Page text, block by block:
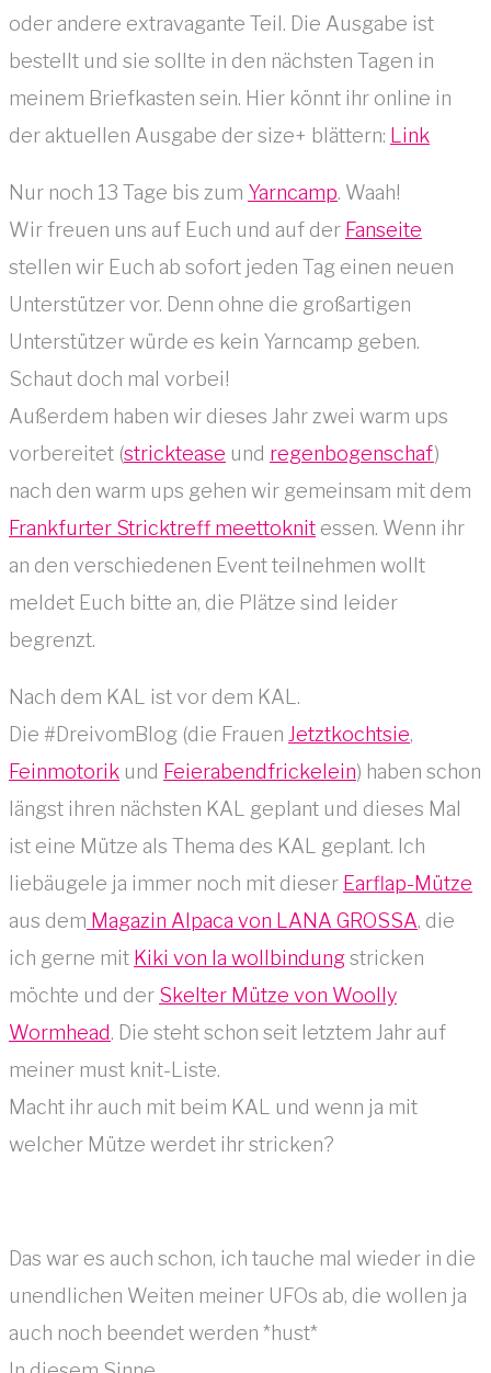
oder andere extravagante Teil. Die Ausgabe ist
bestellt und sie sollte in den nächsten Tagen in
meinem Briefkasten sein. Hier könnt ihr online in
der aktuellen Ausgabe der size+ blättern:
Link
Nur noch 13 Tage bis zum Yarncamp. Waah!
Wir freuen uns auf Euch und auf der Fanseite
stellen wir Euch ab sofort jeden Tag einen neuen
Unterstützer vor. Denn ohne die großartigen
Unterstützer würde es kein Yarncamp geben.
Schaut doch mal vorbei!
Außerdem haben wir dieses Jahr zwei warm ups
vorbereitet (stricktease und regenbogenschaf)
nach den warm ups gehen wir gemeinsam mit dem
Frankfurter Stricktreff meettoknit essen. Wenn ihr
an den verschiedenen Event teilnehmen wollt
meldet Euch bitte an, die Plätze sind leider
begrenzt.
Nach dem KAL ist vor dem KAL.
Die #DreivomBlog (die Frauen Jetztkochtsie,
Feinmotorik und Feierabendfrickelein) haben schon
längst ihren nächsten KAL geplant und dieses Mal
ist eine Mütze als Thema des KAL geplant. Ich
liebäugele ja immer noch mit dieser Earflap-Mütze
aus dem Magazin Alpaca von LANA GROSSA, die
ich gerne mit Kiki von la wollbindungstricken
möchte und der Skelter Mütze von Woolly
Wormhead. Die steht schon seit letztem Jahr auf
meiner must knit-Liste.
Macht ihr auch mit beim KAL und wenn ja mit
welcher Mütze werdet ihr stricken?
Das war es auch schon, ich tauche mal wieder in die
unendlichen Weiten meiner UFOs ab, die wollen ja
auch noch beendet werden *hust*